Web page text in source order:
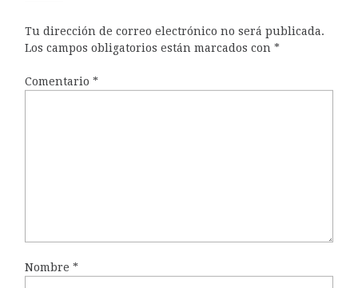
Tu dirección de correo electrónico no será publicada.
Los campos obligatorios están marcados con *
Comentario *
Nombre *